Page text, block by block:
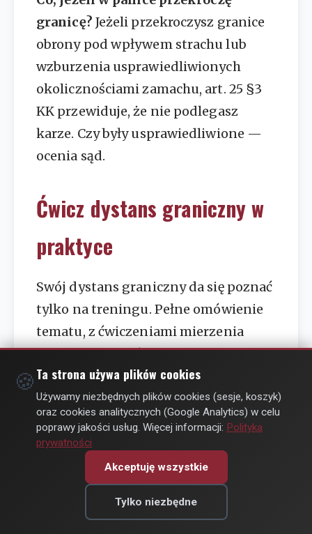
granicę? Jeżeli przekroczysz granice
obrony pod wpływem strachu lub
wzburzenia usprawiedliwionych
okolicznościami zamachu, art. 25 §3
KK przewiduje, że nie podlegasz
karze. Czy były usprawiedliwione —
ocenia sąd.
Ćwicz dystans graniczny w
praktyce
Swój dystans graniczny da się poznać
tylko na treningu. Pełne omówienie
tematu, z ćwiczeniami mierzenia
własnej odległości, znajdziesz w
Akademii obrony koniecznej
Materiał edukacyjny, nie porada
prawna.
Ten tekst wyjaśnia ogólne
zasady i praktykę oceny sytuacji
🍪Ta strona używa plików cookies
Używamy niezbędnych plików cookies (sesje, koszyk)
oraz cookies analitycznych (Google Analytics) w celu
poprawy jakości usług. Więcej informacji: Polityka
prywatności
Akceptuję wszystkie
Tylko niezbędne